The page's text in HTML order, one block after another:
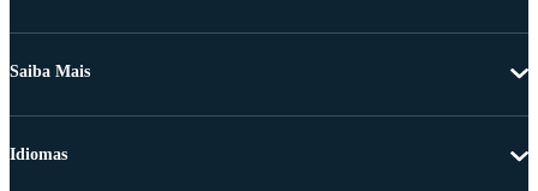
Saiba Mais
Idiomas